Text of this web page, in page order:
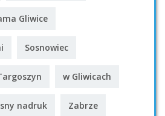
Gliwice
Sosnowiec
w Gliwicach
nadruk Zabrze